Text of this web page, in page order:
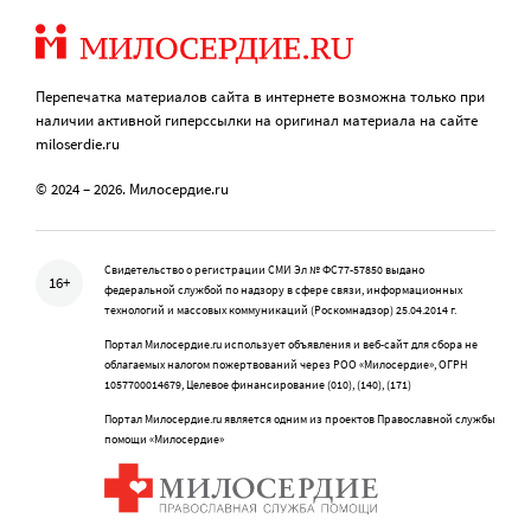
Перепечатка материалов сайта в интернете возможна только при
наличии активной гиперссылки на оригинал материала на сайте
miloserdie.ru
© 2024 – 2026. Милосердие.ru
16+
Свидетельство о регистрации СМИ Эл № ФС77-57850 выдано
федеральной службой по надзору в сфере связи, информационных
технологий и массовых коммуникаций (Роскомнадзор) 25.04.2014 г.
Портал Милосердие.ru использует объявления и веб-сайт для сбора не
облагаемых налогом пожертвований через РОО «Милосердие», ОГРН
1057700014679, Целевое финансирование (010), (140), (171)
Портал Милосердие.ru является одним из проектов Православной службы
помощи «Милосердие»